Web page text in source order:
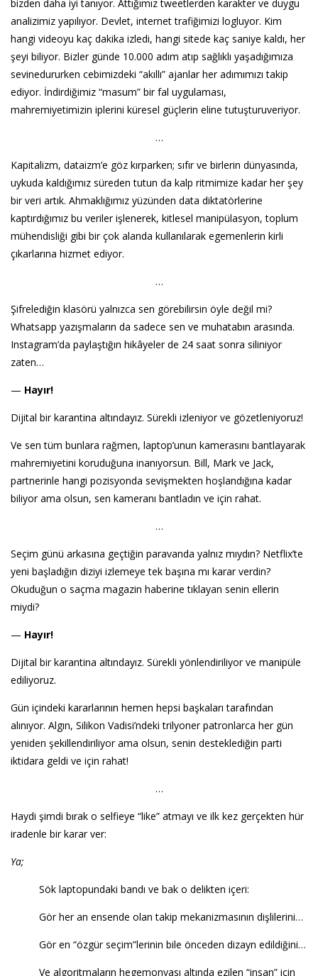
bizden daha iyi tanıyor. Attığımız tweetlerden karakter ve duygu
analizimiz yapılıyor. Devlet, internet trafiğimizi logluyor. Kim
hangi videoyu kaç dakika izledi, hangi sitede kaç saniye kaldı, her
şeyi biliyor. Bizler günde 10.000 adım atıp sağlıklı yaşadığımıza
sevinedururken cebimizdeki “akıllı” ajanlar her adımımızı takip
ediyor. İndirdiğimiz “masum” bir fal uygulaması,
mahremiyetimizin iplerini küresel güçlerin eline tutuşturuveriyor.
…
Kapitalizm, dataizm’e göz kırparken; sıfır ve birlerin dünyasında,
uykuda kaldığımız süreden tutun da kalp ritmimize kadar her şey
bir veri artık. Ahmaklığımız yüzünden data diktatörlerine
kaptırdığımız bu veriler işlenerek, kitlesel manipülasyon, toplum
mühendisliği gibi bir çok alanda kullanılarak egemenlerin kirli
çıkarlarına hizmet ediyor.
…
Şifrelediğin klasörü yalnızca sen görebilirsin öyle değil mi?
Whatsapp yazışmaların da sadece sen ve muhatabın arasında.
Instagram’da paylaştığın hikâyeler de 24 saat sonra siliniyor
zaten…
— Hayır!
Dijital bir karantina altındayız. Sürekli izleniyor ve gözetleniyoruz!
Ve sen tüm bunlara rağmen, laptop’unun kamerasını bantlayarak
mahremiyetini koruduğuna inanıyorsun. Bill, Mark ve Jack,
partnerinle hangi pozisyonda sevişmekten hoşlandığına kadar
biliyor ama olsun, sen kameranı bantladın ve için rahat.
…
Seçim günü arkasına geçtiğin paravanda yalnız mıydın? Netflix’te
yeni başladığın diziyi izlemeye tek başına mı karar verdin?
Okuduğun o saçma magazin haberine tıklayan senin ellerin
miydi?
— Hayır!
Dijital bir karantina altındayız. Sürekli yönlendiriliyor ve manipüle
ediliyoruz.
Gün içindeki kararlarının hemen hepsi başkaları tarafından
alınıyor. Algın, Silikon Vadisi’ndeki trilyoner patronlarca her gün
yeniden şekillendiriliyor ama olsun, senin desteklediğin parti
iktidara geldi ve için rahat!
…
Haydi şimdi bırak o selfieye “like” atmayı ve ilk kez gerçekten hür
iradenle bir karar ver:
Ya;
Sök laptopundaki bandı ve bak o delikten içeri:
Gör her an ensende olan takip mekanizmasının dişlilerini…
Gör en “özgür seçim”lerinin bile önceden dizayn edildiğini…
Ve algoritmaların hegemonyası altında ezilen “insan” için